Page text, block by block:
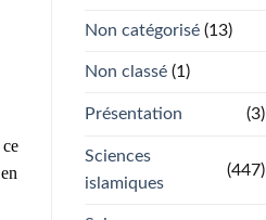
Non catégorisé(13)
Non classé(1)
Présentation (3)
Sciences
islamiques
(447)